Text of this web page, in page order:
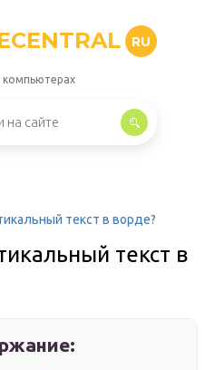
RU
текст в ворде?
текст в